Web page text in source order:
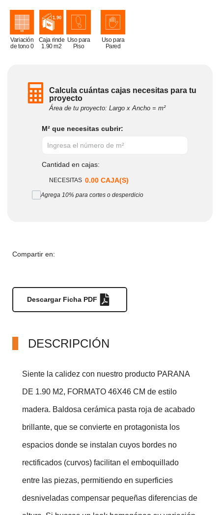
Variación
de tono 0
Caja rinde
1.90 m2
Uso para
Piso
Uso para
Pared
Calcula cuántas cajas necesitas para tu
proyecto
Área de tu proyecto: Largo x Ancho = m²
M² que necesitas cubrir:
Cantidad en cajas:
NECESITAS 0.00 CAJA(S)
Agrega 10% para cortes o desperdicio
Compartir en:
Descargar Ficha PDF
DESCRIPCIÓN
Siente la calidez con nuestro producto PARANA
DE 1.90 M2, FORMATO 46X46 CM de estilo
madera. Baldosa cerámica pasta roja de acabado
brillante, que se convierte en protagonista los
espacios donde se instalan cuyos bordes no
rectificados (curvos) facilitan el emboquillado
entre las piezas, permitiendo en superficies
desniveladas compensar pequeñas diferencias de